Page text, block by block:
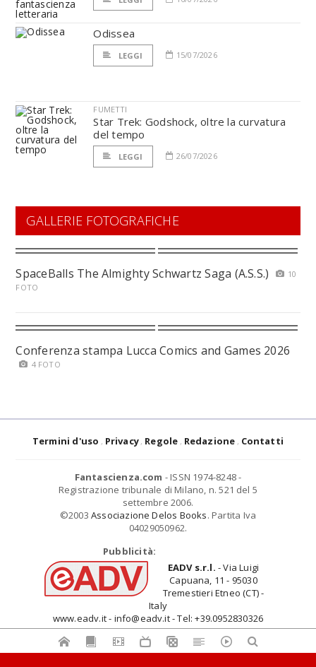
Odissea
LEGGI 15/07/2026
FUMETTI
Star Trek: Godshock, oltre la curvatura
del tempo
LEGGI 26/07/2026
GALLERIE FOTOGRAFICHE
SpaceBalls The Almighty Schwartz Saga (A.S.S.)
10
FOTO
Conferenza stampa Lucca Comics and Games 2026
4 FOTO
Termini d'uso Privacy Regole Redazione Contatti
Fantascienza.com - ISSN 1974-8248 -
Registrazione tribunale di Milano, n. 521 del 5
settembre 2006.
©2003 Associazione Delos Books. Partita Iva
04029050962.
Pubblicità:
EADV s.r.l. - Via Luigi
Capuana, 11 - 95030
Tremestieri Etneo (CT) -
Italy
www.eadv.it - info@eadv.it - Tel: +39.0952830326